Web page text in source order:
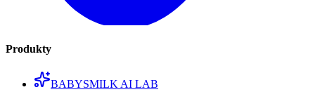
Produkty
BABYSMILK AI LAB